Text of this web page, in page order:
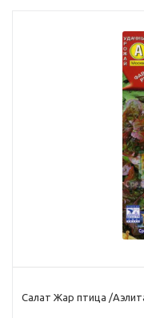
Салат Жар птица /